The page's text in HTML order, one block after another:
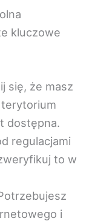
kluczowe
się, że masz
dostępna.
regulacjami
to w
i